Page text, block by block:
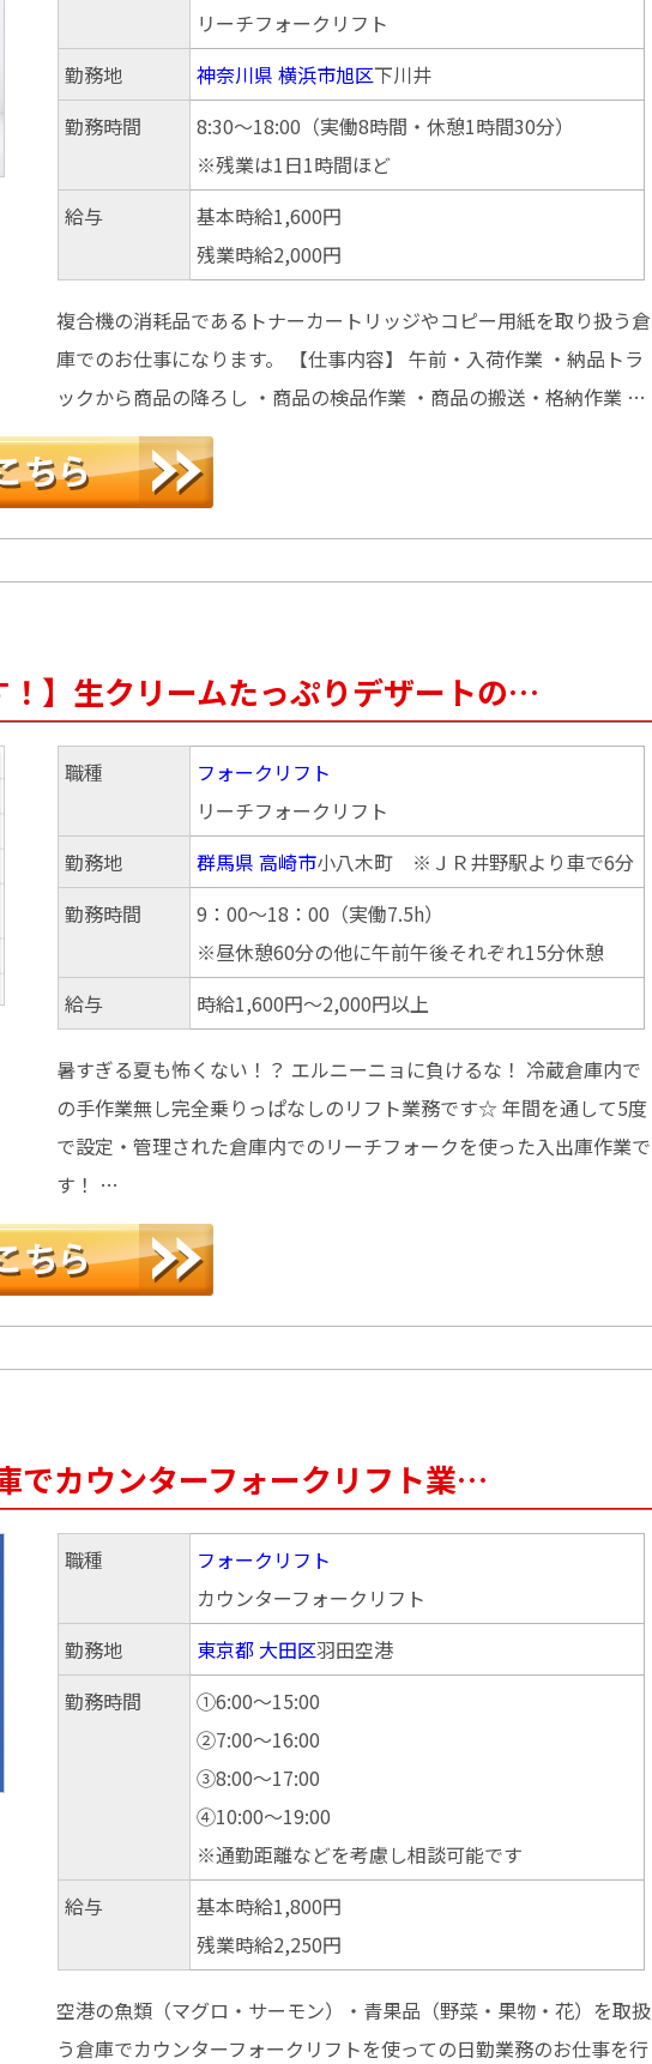
リーチフォークリフト
勤務地
神奈川県 横浜市旭区下川井
勤務時間
8:30～18:00（実働8時間・休憩1時間30分）
※残業は1日1時間ほど
給与
基本時給1,600円
残業時給2,000円
複合機の消耗品であるトナーカートリッジやコピー用紙を取り扱う倉
庫でのお仕事になります。 【仕事内容】 午前・入荷作業 ・納品トラ
ックから商品の降ろし ・商品の検品作業 ・商品の搬送・格納作業 …
！】生クリームたっぷりデザートの…
職種
フォークリフト
リーチフォークリフト
勤務地
群馬県 高崎市小八木町 ※ＪＲ井野駅より車で6分
勤務時間
9：00～18：00（実働7.5h）
※昼休憩60分の他に午前午後それぞれ15分休憩
給与
時給1,600円～2,000円以上
暑すぎる夏も怖くない！？ エルニーニョに負けるな！ 冷蔵倉庫内で
の手作業無し完全乗りっぱなしのリフト業務です☆ 年間を通して5度
で設定・管理された倉庫内でのリーチフォークを使った入出庫作業で
す！ …
でカウンターフォークリフト業…
職種
フォークリフト
カウンターフォークリフト
勤務地
東京都 大田区羽田空港
勤務時間
①6:00～15:00
②7:00～16:00
③8:00～17:00
④10:00〜19:00
※通勤距離などを考慮し相談可能です
給与
基本時給1,800円
残業時給2,250円
空港の魚類（マグロ・サーモン）・青果品（野菜・果物・花）を取扱
う倉庫でカウンターフォークリフトを使っての日勤業務のお仕事を行